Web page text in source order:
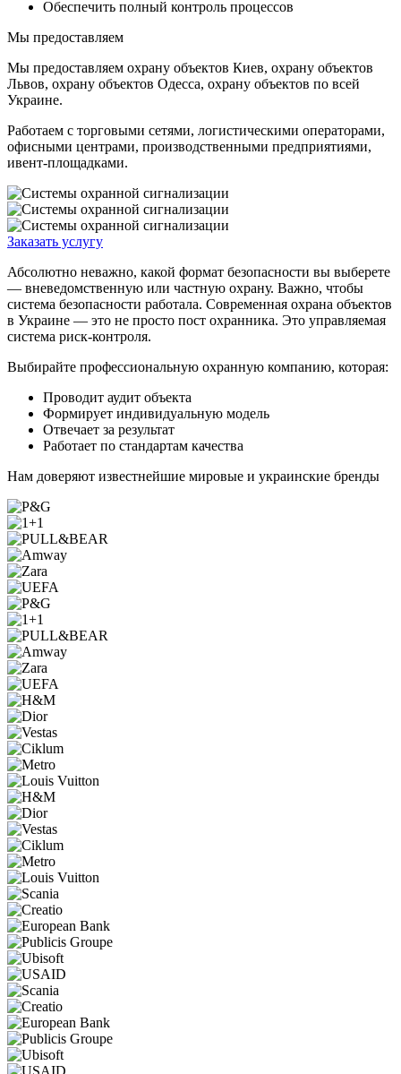
Обеспечить полный контроль процессов
Мы предоставляем
Мы предоставляем охрану объектов Киев, охрану объектов
Львов, охрану объектов Одесса, охрану объектов по всей
Украине.
Работаем с торговыми сетями, логистическими операторами,
офисными центрами, производственными предприятиями,
ивент-площадками.
Заказать услугу
Абсолютно неважно, какой формат безопасности вы выберете
— вневедомственную или частную охрану. Важно, чтобы
система безопасности работала. Современная охрана объектов
в Украине — это не просто пост охранника. Это управляемая
система риск-контроля.
Выбирайте профессиональную охранную компанию, которая:
Проводит аудит объекта
Формирует индивидуальную модель
Отвечает за результат
Работает по стандартам качества
Нам доверяют известнейшие мировые и украинские бренды